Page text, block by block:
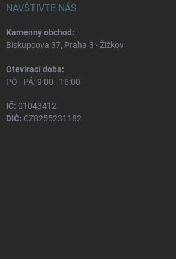
NAVŠTIVTE NÁS
Kamenný obchod:
Biskupcova 37, Praha 3 - Žižkov
Otevírací doba:
PO - PÁ: 9:00 - 16:00
IČ: 01043412
DIČ: CZ8255231182